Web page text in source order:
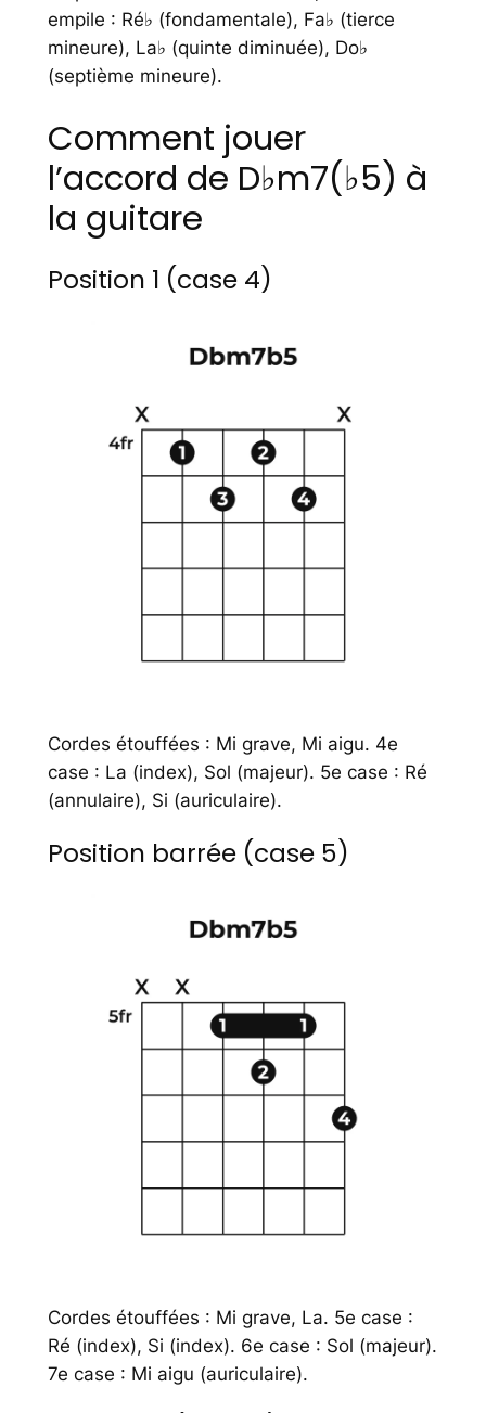
empile : Ré♭ (fondamentale), Fa♭ (tierce
mineure), La♭ (quinte diminuée), Do♭
(septième mineure).
Comment jouer
l’accord de D♭m7(♭5) à
la guitare
Position 1 (case 4)
Cordes étouffées : Mi grave, Mi aigu. 4e
case : La (index), Sol (majeur). 5e case : Ré
(annulaire), Si (auriculaire).
Position barrée (case 5)
Cordes étouffées : Mi grave, La. 5e case :
Ré (index), Si (index). 6e case : Sol (majeur).
7e case : Mi aigu (auriculaire).